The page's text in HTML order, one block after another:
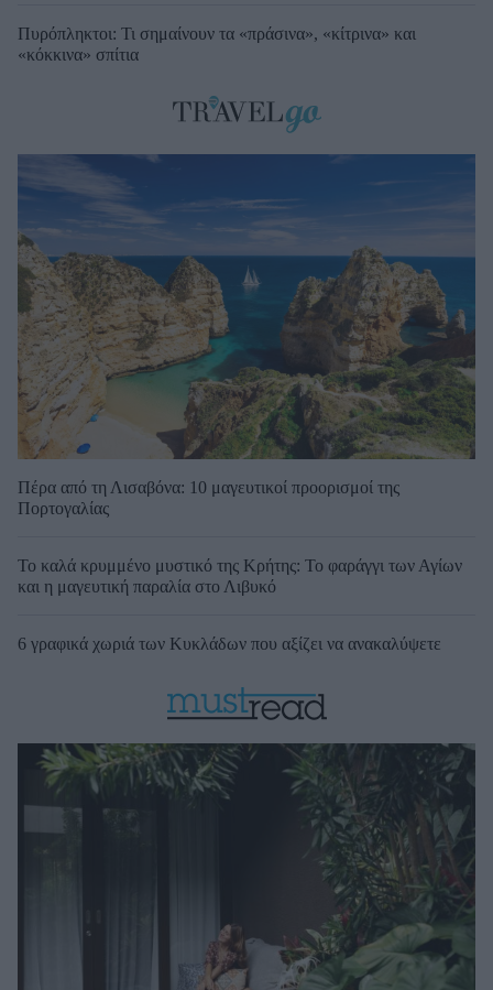
Πυρόπληκτοι: Τι σημαίνουν τα «πράσινα», «κίτρινα» και
«κόκκινα» σπίτια
Πέρα από τη Λισαβόνα: 10 μαγευτικοί προορισμοί της
Πορτογαλίας
Το καλά κρυμμένο μυστικό της Κρήτης: Το φαράγγι των Αγίων
και η μαγευτική παραλία στο Λιβυκό
6 γραφικά χωριά των Κυκλάδων που αξίζει να ανακαλύψετε